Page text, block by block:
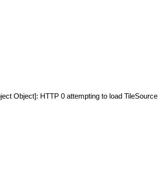
Object]: HTTP 0 attempting to load TileSource